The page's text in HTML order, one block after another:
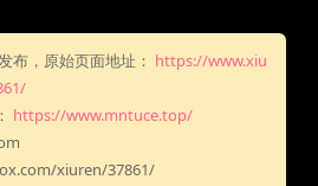
布，原始页面地址： https://www.xiu
https://www.mntuce.top/
xiuren/37861/